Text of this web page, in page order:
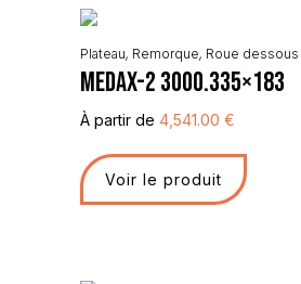
Plateau, Remorque, Roue dessous
Medax-2 3000.335×183
À partir de 4,541.00 €
Voir le produit